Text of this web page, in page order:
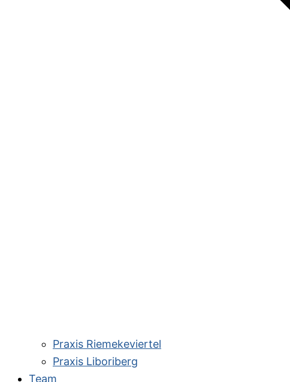
Praxis Riemekeviertel
Praxis Liboriberg
Team